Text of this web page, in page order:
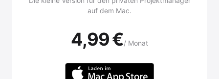
auf dem Mac.
4,99 €/ Monat